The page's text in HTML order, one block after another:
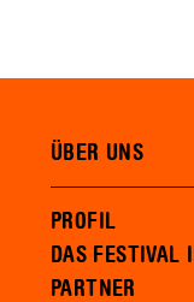
ÜBER UNS
PROFIL
DAS FESTIVAL
PARTNER